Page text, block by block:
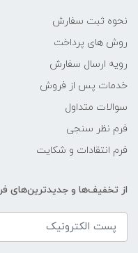
نحوه ثبت سفارش
روش های پرداخت
رویه ارسال سفارش
خدمات پس از فروش
سوالات متداول
فرم نظر سنجی
فرم انتقادات و شکایت
از تخفیف‌ها و جدیدترین‌های